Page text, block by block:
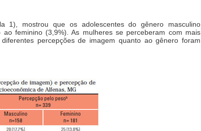
1), mostrou que os adolescentes do gênero masculino
feminino (3,9%). As mulheres se perceberam com mais
percepções de imagem quanto ao gênero foram